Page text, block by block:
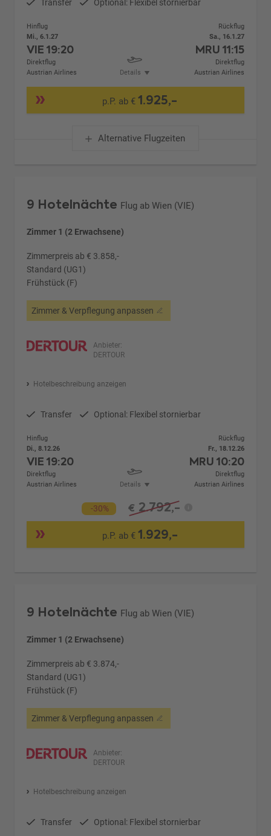
Transfer Optional: Flexibel stornierbar
Hinflug
Mi., 6.1.27
VIE19:20
Direktflug
Austrian Airlines
Details
Rückflug
Sa., 16.1.27
MRU 11:15
Direktflug
Austrian Airlines
p.P. ab €1.925,-
Alternative Flugzeiten
9 Hotelnächte Flug ab Wien (VIE)
Zimmer 1 (2 Erwachsene)
Zimmerpreis ab € 3.858,-
Standard (UG1)
Frühstück (F)
Zimmer & Verpflegung anpassen
Anbieter:
DERTOUR
Hotelbeschreibung anzeigen
Transfer Optional: Flexibel stornierbar
Hinflug
Di., 8.12.26
VIE19:20
Direktflug
Austrian Airlines
Details
Rückflug
Fr., 18.12.26
MRU 10:20
Direktflug
Austrian Airlines
-30% € 2.792,-
p.P. ab € 1.929,-
9 Hotelnächte Flug ab Wien (VIE)
Zimmer 1 (2 Erwachsene)
Zimmerpreis ab € 3.874,-
Standard (UG1)
Frühstück (F)
Zimmer & Verpflegung anpassen
Anbieter:
DERTOUR
Hotelbeschreibung anzeigen
Transfer Optional: Flexibel stornierbar